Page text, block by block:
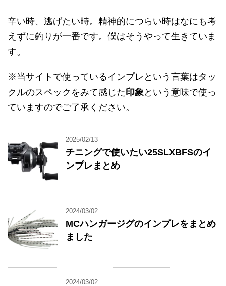
辛い時、逃げたい時。精神的につらい時はなにも考
えずに釣りが一番です。僕はそうやって生きていま
す。
※当サイトで使っているインプレという言葉はタッ
クルのスペックをみて感じた印象 という意味で使っ
ていますのでご了承ください。
2025/02/13
チニングで使いたい25SLXBFSのイ
ンプレまとめ
2024/03/02
MCハンガージグのインプレをまとめ
ました
2024/03/02